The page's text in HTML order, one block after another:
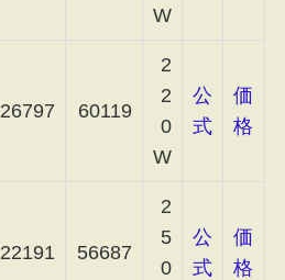
W
26797 60119
2
2
0
W
公
式
価
格
22191 56687
2
5
0
公
式
価
格